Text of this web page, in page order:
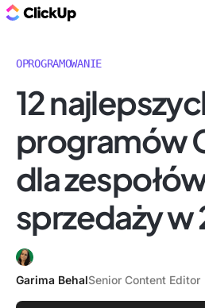
OPROGRAMOWANIE
12
programów
dla
sprzedaży w
Garima BehalSenior Content Editor